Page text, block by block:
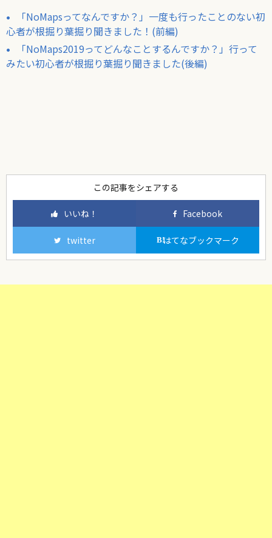
「NoMapsってなんですか？」一度も行ったことのない初
心者が根掘り葉掘り聞きました！(前編)
「NoMaps2019ってどんなことするんですか？」行って
みたい初心者が根掘り葉掘り聞きました(後編)
この記事をシェアする